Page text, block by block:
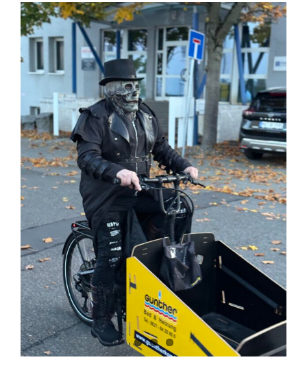
Sanitär
Heizung
Klimatechnik
Über uns
Karriere
Aktuelles/Blog
Kontakt
View
Larger
Image